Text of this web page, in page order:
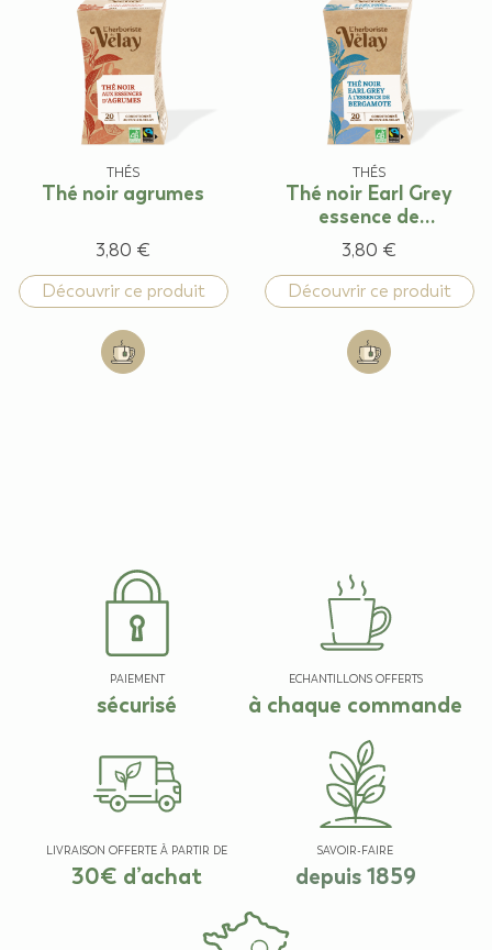
THÉS
Thé noir agrumes
3,80 €
Découvrir ce produit
Add to cart: Thé noir agrumes
THÉS
Thé noir Earl Grey
essence de
Bergamote
3,80 €
Découvrir ce produit
Add to cart: Thé
PAIEMENT
sécurisé
ECHANTILLONS OFFERTS
à chaque commande
LIVRAISON OFFERTE À PARTIR DE
30€ d’achat
SAVOIR-FAIRE
depuis 1859